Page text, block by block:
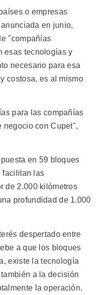
o empresas
en junio,
"compañías
esas tecnologías y
necesario para esa
costosa, es al mismo
para las compañías
negocio con Cupet",
en 59 bloques
facilitan las
de 2.000 kilómetros
profundidad de 1.000
despertado entre
a que los bloques
existe la tecnología
a la decisión
la operación.